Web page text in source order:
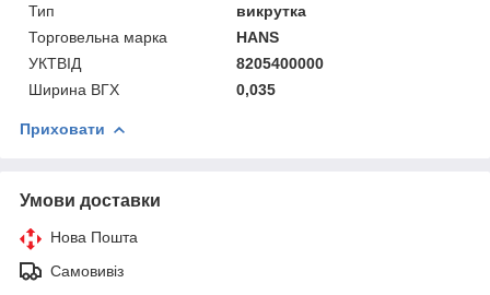
Тип
викрутка
Торговельна марка
HANS
УКТВІД
8205400000
Ширина ВГХ
0,035
Приховати
Умови доставки
Нова Пошта
Самовивіз